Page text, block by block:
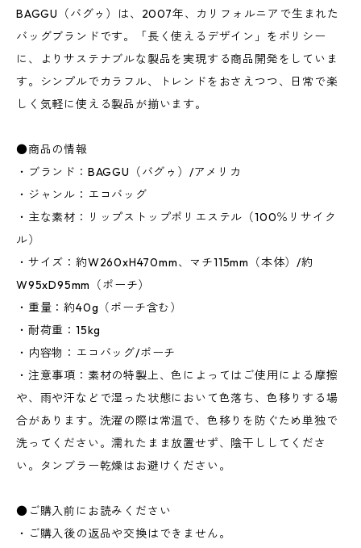
BAGGU（バグゥ）は、2007年、カリフォルニアで生まれた
バッグブランドです。「長く使えるデザイン」をポリシー
に、よりサステナブルな製品を実現する商品開発をしていま
す。シンプルでカラフル、トレンドをおさえつつ、日常で楽
しく気軽に使える製品が揃います。
●商品の情報
・ブランド：BAGGU（バグゥ）/アメリカ
・ジャンル：エコバッグ
・主な素材：リップストップポリエステル（100％リサイク
ル）
・サイズ：約W260xH470mm、マチ115mm（本体）/約
W95xD95mm（ポーチ）
・重量：約40g（ポーチ含む）
・耐荷重：15kg
・内容物：エコバッグ/ポーチ
・注意事項：素材の特製上、色によってはご使用による摩擦
や、雨や汗などで湿った状態において色落ち、色移りする場
合があります。洗濯の際は常温で、色移りを防ぐため単独で
洗ってください。濡れたまま放置せず、陰干ししてくださ
い。タンブラー乾燥はお避けください。
●ご購入前にお読みください
・ご購入後の返品や交換はできません。